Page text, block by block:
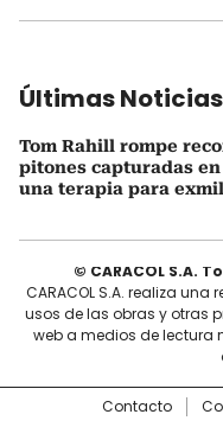
Últimas Noticias
Tom Rahill rompe
pitones capturadas en
una terapia para
© CARACOL S.A.
CARACOL S.A. realiza
usos de las obras y otras
web a medios de lectura
Contacto